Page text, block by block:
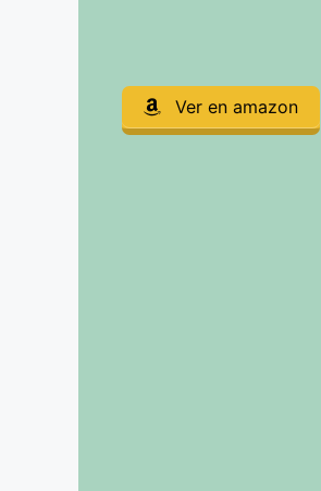
Ver en amazon